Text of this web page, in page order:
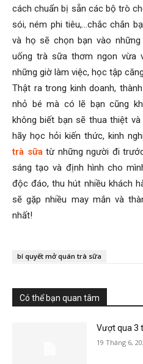
cách chuẩn bị sẵn các bộ trò
sói, ném phi tiêu,…chắc chắn
và họ sẽ chọn bạn vào
uống trà sữa thơm ngon vừa
những giờ làm việc, học tập
Thật ra trong kinh doanh,
nhỏ bé mà có lẽ bạn cũng
không biết bạn sẽ thua thiệt
hãy học hỏi kiến thức, kinh
trà sữatừ những người đi
sáng tạo và định hình cho
độc đáo, thu hút nhiều khách
sẽ gặp nhiều may mắn và
nhất!
bí quyết mở quán trà sữa
Có thể bạn quan tâm
Vượt qua 3
19 Tháng 6,